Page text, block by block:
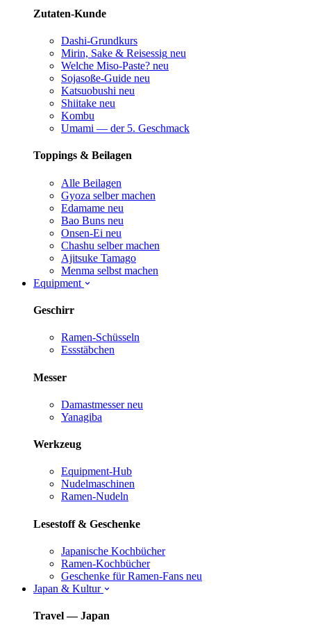
Zutaten-Kunde
Dashi-Grundkurs
Mirin, Sake & Reisessig neu
Welche Miso-Paste? neu
Sojasoße-Guide neu
Katsuobushi neu
Shiitake neu
Kombu
Umami — der 5. Geschmack
Toppings & Beilagen
Alle Beilagen
Gyoza selber machen
Edamame neu
Bao Buns neu
Onsen-Ei neu
Chashu selber machen
Ajitsuke Tamago
Menma selbst machen
Equipment
Geschirr
Ramen-Schüsseln
Essstäbchen
Messer
Damastmesser neu
Yanagiba
Werkzeug
Equipment-Hub
Nudelmaschinen
Ramen-Nudeln
Lesestoff & Geschenke
Japanische Kochbücher
Ramen-Kochbücher
Geschenke für Ramen-Fans neu
Japan & Kultur
Travel — Japan